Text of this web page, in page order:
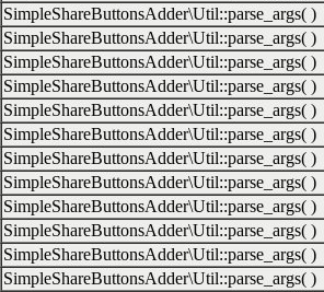
SimpleShareButtonsAdder\Util::parse_args( )
SimpleShareButtonsAdder\Util::parse_args( )
SimpleShareButtonsAdder\Util::parse_args( )
SimpleShareButtonsAdder\Util::parse_args( )
SimpleShareButtonsAdder\Util::parse_args( )
SimpleShareButtonsAdder\Util::parse_args( )
SimpleShareButtonsAdder\Util::parse_args( )
SimpleShareButtonsAdder\Util::parse_args( )
SimpleShareButtonsAdder\Util::parse_args( )
SimpleShareButtonsAdder\Util::parse_args( )
SimpleShareButtonsAdder\Util::parse_args( )
SimpleShareButtonsAdder\Util::parse_args( )